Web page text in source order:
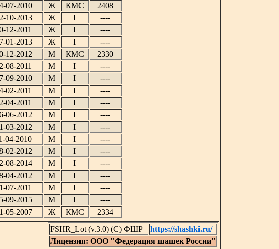
07-2010 Ж КМС
2408
10-2013 Ж I
----
12-2011 Ж I
----
01-2013 Ж I
----
12-2012 М КМС
2330
08-2011 М I
----
09-2010 М I
----
02-2011 М I
----
04-2011 М I
----
06-2012 М I
----
03-2012 М I
----
04-2010 М I
----
02-2012 М I
----
08-2014 М I
----
04-2012 М I
----
07-2011 М I
----
09-2015 М I
----
05-2007 Ж КМС
2334
FSHR_Lot (v.3.0) (C) ФШР
https://shashki.ru/
Лицензия: ООО "Федерация шашек России"